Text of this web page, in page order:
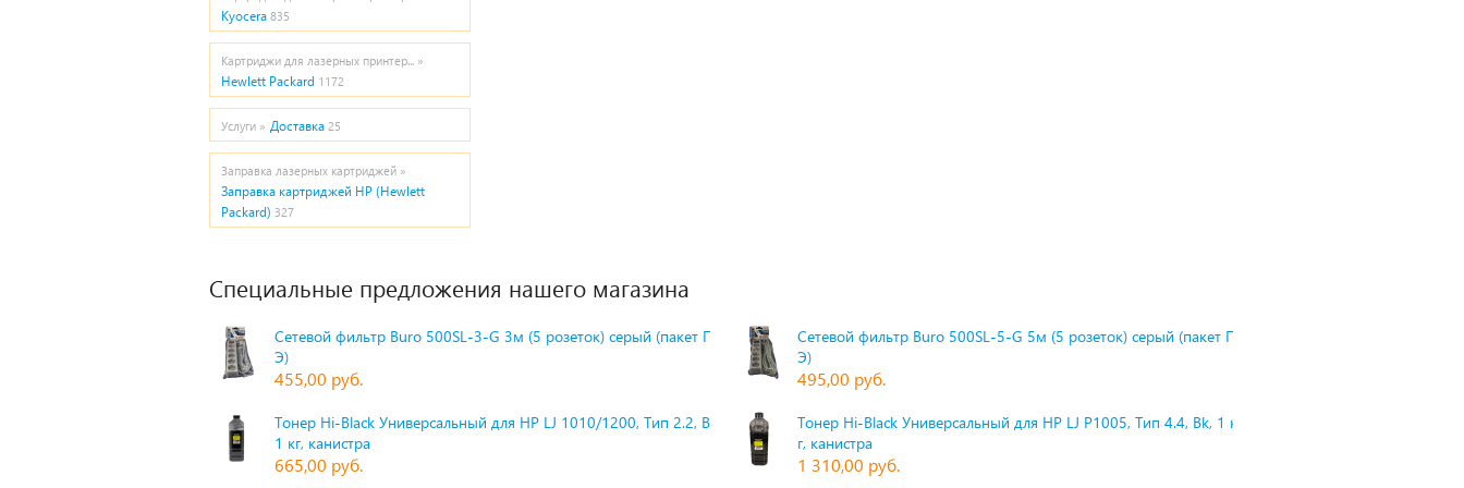
Kyocera 835
Картриджи для лазерных принтер... »
Hewlett Packard 1172
Услуги » Доставка 25
Заправка лазерных картриджей »
Заправка картриджей HP (Hewlett
Packard) 327
Специальные предложения нашего магазина
Сетевой фильтр Buro 500SL-3-G 3м (5 розеток) серый (пакет П
Э)
455,00 руб.
Сетевой фильтр Buro 500SL-5-G 5м (5 розеток) серый (пакет П
Э)
495,00 руб.
Тонер Hi-Black Универсальный для HP LJ 1010/1200, Тип 2.2, Bk,
1 кг, канистра
665,00 руб.
Тонер Hi-Black Универсальный для HP LJ P1005, Тип 4.4, Bk, 1 к
г, канистра
1 310,00 руб.